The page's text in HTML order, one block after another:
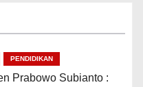
PENDIDIKAN
Prabowo Subianto :